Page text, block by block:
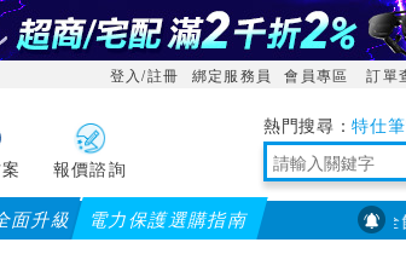
登入/註冊 綁定服務員 會員專區 訂單
報價諮詢
特仕
境量測 明緯
面升級 電力保護選購指南【PX大通】全館滿